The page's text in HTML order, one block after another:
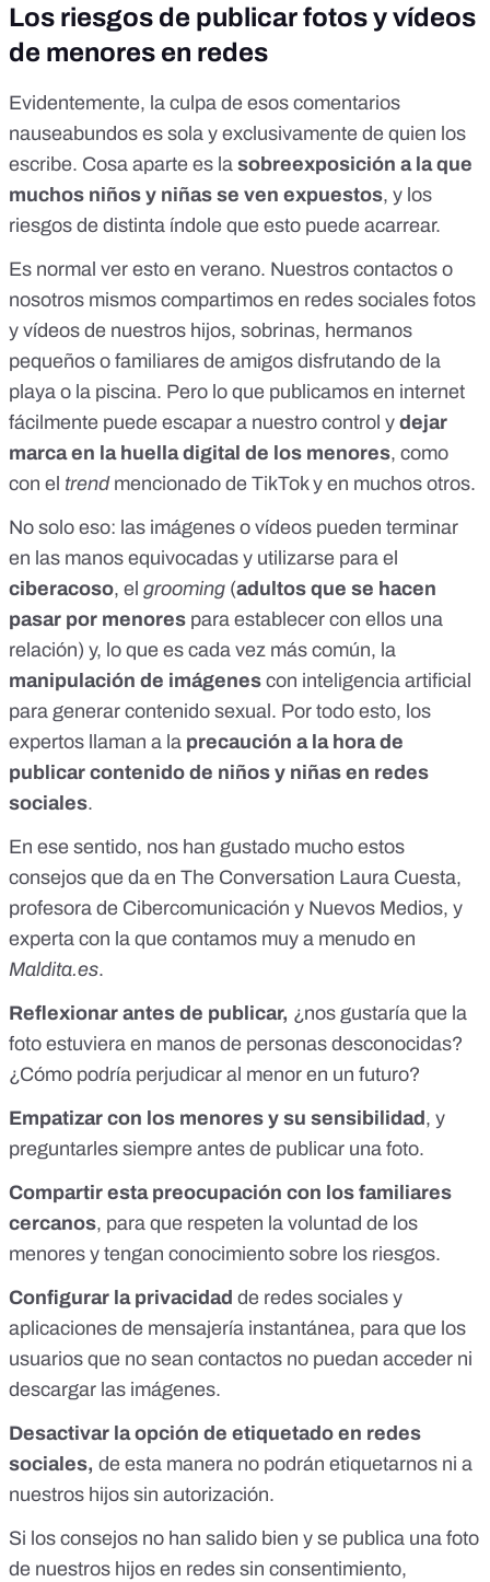
Los riesgos de publicar fotos y vídeos
de menores en redes
Evidentemente, la culpa de esos comentarios
nauseabundos es sola y exclusivamente de quien los
escribe. Cosa aparte es la sobreexposición a la que
muchos niños y niñas se ven expuestos, y los
riesgos de distinta índole que esto puede acarrear.
Es normal ver esto en verano. Nuestros contactos o
nosotros mismos compartimos en redes sociales fotos
y vídeos de nuestros hijos, sobrinas, hermanos
pequeños o familiares de amigos disfrutando de la
playa o la piscina. Pero lo que publicamos en internet
fácilmente puede escapar a nuestro control y dejar
marca en la huella digital de los menores, como
con el trend mencionado de TikTok y en muchos otros.
No solo eso: las imágenes o vídeos pueden terminar
en las manos equivocadas y utilizarse para el
ciberacoso, el grooming (adultos que se hacen
pasar por menores para establecer con ellos una
relación) y, lo que es cada vez más común, la
manipulación de imágenes con inteligencia artificial
para generar contenido sexual. Por todo esto, los
expertos llaman a la precaución a la hora de
publicar contenido de niños y niñas en redes
sociales.
En ese sentido, nos han gustado mucho estos
consejos que da en The Conversation Laura Cuesta,
profesora de Cibercomunicación y Nuevos Medios, y
experta con la que contamos muy a menudo en
Maldita.es.
Reflexionar antes de publicar, ¿nos gustaría que la
foto estuviera en manos de personas desconocidas?
¿Cómo podría perjudicar al menor en un futuro?
Empatizar con los menores y su sensibilidad , y
preguntarles siempre antes de publicar una foto.
Compartir esta preocupación con los familiares
cercanos, para que respeten la voluntad de los
menores y tengan conocimiento sobre los riesgos.
Configurar la privacidad de redes sociales y
aplicaciones de mensajería instantánea, para que los
usuarios que no sean contactos no puedan acceder ni
descargar las imágenes.
Desactivar la opción de etiquetado en redes
sociales, de esta manera no podrán etiquetarnos ni a
nuestros hijos sin autorización.
Si los consejos no han salido bien y se publica una foto
de nuestros hijos en redes sin consentimiento,